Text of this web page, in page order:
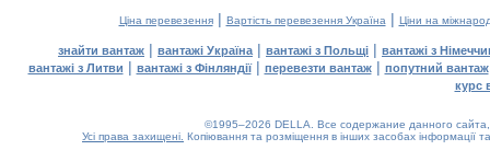
Ціна перевезення| Вартість перевезення Україна | Ціни на
знайти вантаж | вантажі Україна | вантажі з Польщі | вантажі з
вантажі з Литви | вантажі з Фінляндії| перевезти вантаж| попутний вантаж
курс
©1995–2026 DELLA. Все содержание данного
Усі права захищені. Копіювання та розміщення в інших засобах інформації